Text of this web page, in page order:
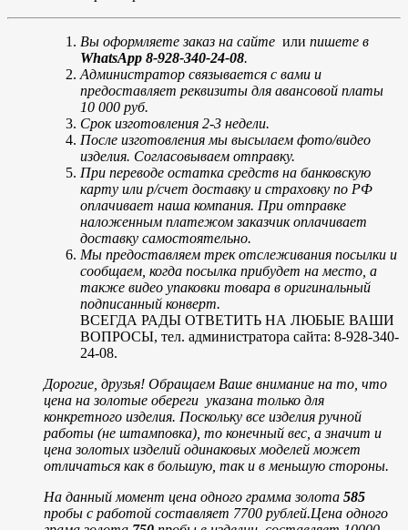
Вы оформляете заказ на сайте или пишете в
WhatsApp 8-928-340-24-08.
Администратор связывается с вами и
предоставляет реквизиты для авансовой платы
10 000 руб.
Срок изготовления 2-3 недели.
После изготовления мы высылаем фото/видео
изделия. Согласовываем отправку.
При переводе остатка средств на банковскую
карту или р/счет доставку и страховку по РФ
оплачивает наша компания. При отправке
наложенным платежом заказчик оплачивает
доставку самостоятельно.
Мы предоставляем трек отслеживания посылки и
сообщаем, когда посылка прибудет на место, а
также видео упаковки товара в оригинальный
подписанный конверт.
ВСЕГДА РАДЫ ОТВЕТИТЬ НА ЛЮБЫЕ ВАШИ
ВОПРОСЫ, тел. администратора сайта: 8-928-340-
24-08.
Дорогие, друзья! Обращаем Ваше внимание на то, что
цена на золотые обереги указана только для
конкретного изделия. Поскольку все изделия ручной
работы (не штамповка), то конечный вес, а значит и
цена золотых изделий одинаковых моделей может
отличаться как в большую, так и в меньшую стороны.
На данный момент цена одного грамма золота 585
пробы с работой составляет 7700 рублей.Цена одного